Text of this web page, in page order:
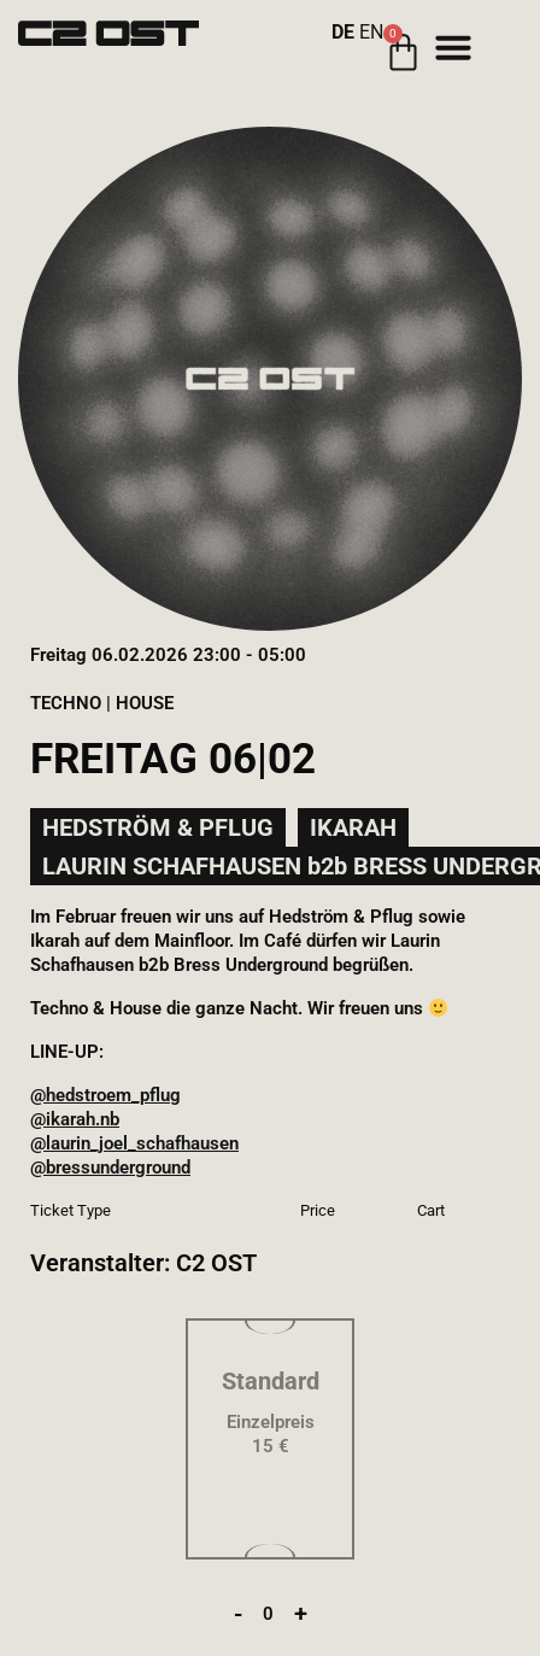
DE EN 0
Freitag 06.02.2026 23:00 - 05:00
TECHNO | HOUSE
FREITAG 06|02
HEDSTRÖM & PFLUG
IKARAH
LAURIN SCHAFHAUSEN b2b BRESS
Im Februar freuen wir uns auf Hedström & Pflug sowie
Ikarah auf dem Mainfloor. Im Café dürfen wir Laurin
Schafhausen b2b Bress Underground begrüßen.
Techno & House die ganze Nacht. Wir freuen uns
LINE-UP:
@hedstroem_pflug
@ikarah.nb
@laurin_joel_schafhausen
@bressunderground
Ticket Type Price Cart
Veranstalter: C2 OST
Standard
Einzelpreis
15 €
- 0 +